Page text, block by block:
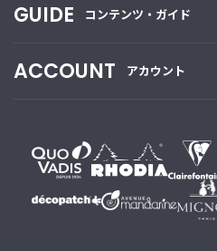
GUIDE コンテンツ・ガイド
ACCOUNT アカウント